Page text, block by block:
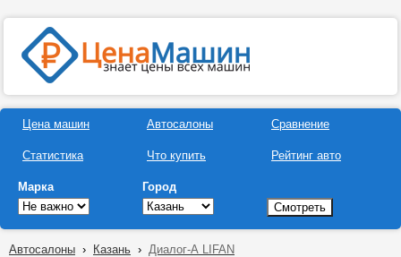
Цена машин
Статистика
Автосалоны
Что купить
Сравнение
Рейтинг авто
Марка Город
Автосалоны › Казань › Диалог-А LIFAN